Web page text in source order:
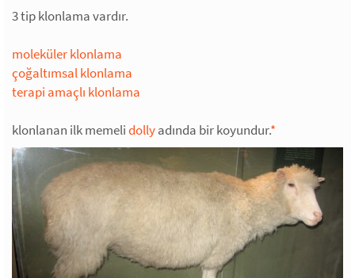
3 tip klonlama vardır.
moleküler klonlama
çoğaltımsal klonlama
terapi amaçlı klonlama
klonlanan ilk memelidollyadında bir koyundur.*